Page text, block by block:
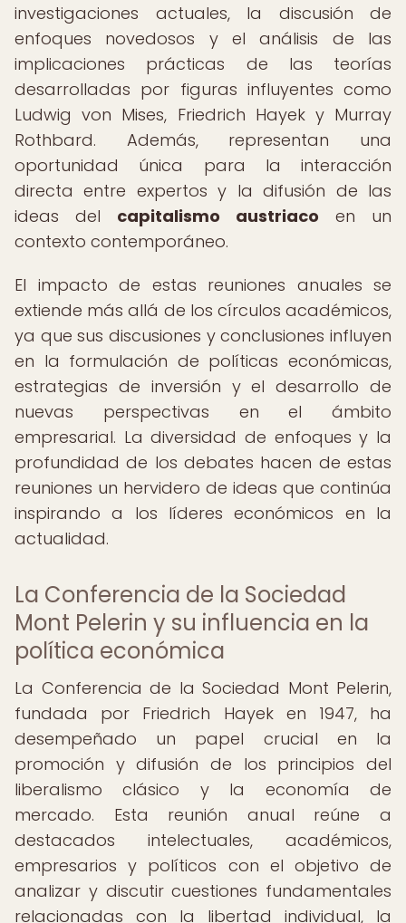
investigaciones actuales, la discusión de
enfoques novedosos y el análisis de las
implicaciones prácticas de las teorías
desarrolladas por figuras influyentes como
Ludwig von Mises, Friedrich Hayek y Murray
Rothbard. Además, representan una
oportunidad única para la interacción
directa entre expertos y la difusión de las
ideas del capitalismo austriaco en un
contexto contemporáneo.
El impacto de estas reuniones anuales se
extiende más allá de los círculos académicos,
ya que sus discusiones y conclusiones influyen
en la formulación de políticas económicas,
estrategias de inversión y el desarrollo de
nuevas perspectivas en el ámbito
empresarial. La diversidad de enfoques y la
profundidad de los debates hacen de estas
reuniones un hervidero de ideas que continúa
inspirando a los líderes económicos en la
actualidad.
La Conferencia de la Sociedad
Mont Pelerin y su influencia en la
política económica
La Conferencia de la Sociedad Mont Pelerin,
fundada por Friedrich Hayek en 1947, ha
desempeñado un papel crucial en la
promoción y difusión de los principios del
liberalismo clásico y la economía de
mercado. Esta reunión anual reúne a
destacados intelectuales, académicos,
empresarios y políticos con el objetivo de
analizar y discutir cuestiones fundamentales
relacionadas con la libertad individual, la